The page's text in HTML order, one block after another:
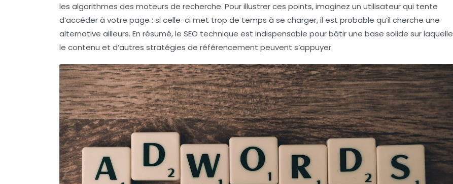
les algorithmes des moteurs de recherche. Pour illustrer ces points, imaginez un utilisateur qui tente
d’accéder à votre page : si celle-ci met trop de temps à se charger, il est probable qu’il cherche une
alternative ailleurs. En résumé, le SEO technique est indispensable pour bâtir une base solide sur laquelle
le contenu et d’autres stratégies de référencement peuvent s’appuyer.